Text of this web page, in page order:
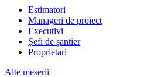
Estimatori
Manageri de proiect
Executivi
Șefi de șantier
Proprietari
Alte meserii